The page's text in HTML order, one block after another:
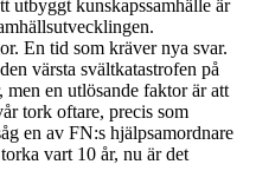
utbyggt kunskapssamhälle är
En tid som kräver nya svar.
värsta svältkatastrofen på
men en utlösande faktor är att
tork oftare, precis som
en av FN:s hjälpsamordnare
vart 10 år, nu är det